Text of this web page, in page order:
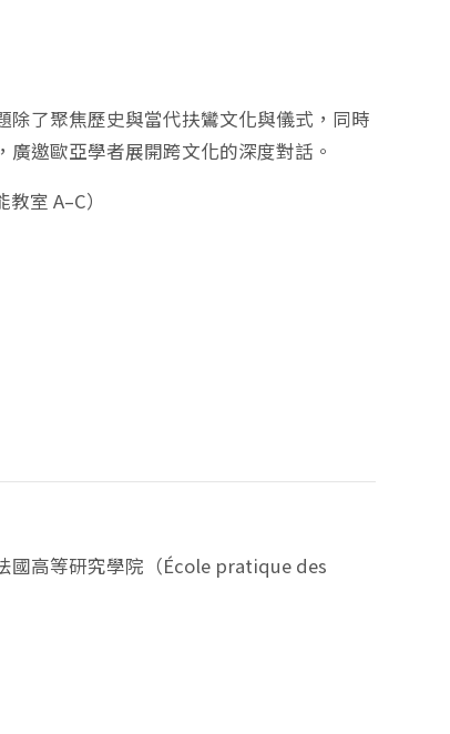
了聚焦歷史與當代扶鸞文化與儀式，同時
邀歐亞學者展開跨文化的深度對話。
室 A–C）
國高等研究學院（École pratique des